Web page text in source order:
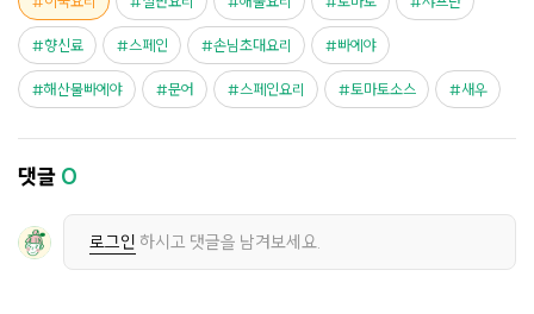
향신료 스페인 손님초대요리 빠에야
해산물빠에야 문어 스페인요리 토마토소스 새우
댓글 0
로그인 하시고 댓글을 남겨보세요.